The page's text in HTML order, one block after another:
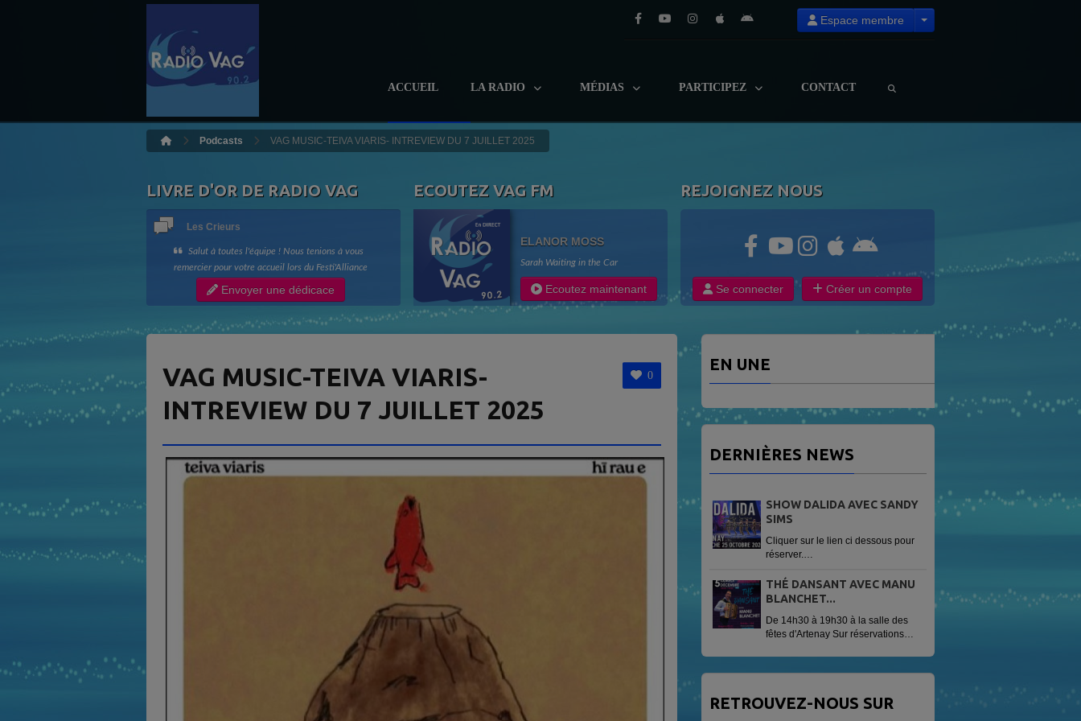
Espace membre
ACCUEIL LA RADIO MÉDIAS PARTICIPEZ CONTACT
Podcasts VAG MUSIC-TEIVA VIARIS- INTREVIEW DU 7 JUILLET 2025
LIVRE D'OR DE RADIO VAG
Les Crieurs
Salut à toutes l'équipe ! Nous tenions à vous
remercier pour votre accueil lors du Festi'Alliance
ainsi que votre bonne humeur !! Longue vie à Radio
Vag !! Les Crieurs de Toit
Envoyer une dédicace
ECOUTEZ VAG FM
ELANOR MOSS
Sarah Waiting in the Car
Ecoutez maintenant
REJOIGNEZ NOUS
Se connecter Créer un compte
0
VAG MUSIC-TEIVA VIARIS-
INTREVIEW DU 7 JUILLET 2025
EN UNE
DERNIÈRES NEWS
SHOW DALIDA AVEC SANDY
SIMS
Cliquer sur le lien ci dessous pour
réserver.
vag/evenements/sandy-sims-
show-dalida
THÉ DANSANT AVEC MANU
BLANCHET...
De 14h30 à 19h30 à la salle des
fêtes d'Artenay Sur réservations
RETROUVEZ-NOUS SUR